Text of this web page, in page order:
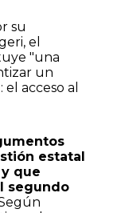
su
el
"una
un
acceso al
estatal
que
segundo